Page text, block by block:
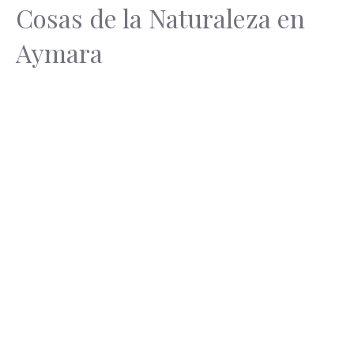
Cosas de la Naturaleza en
Aymara